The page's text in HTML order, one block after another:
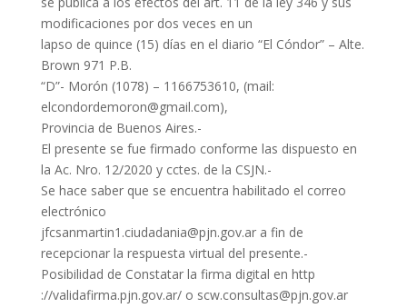
modificaciones por dos veces en un
lapso de quince (15) días en el diario “El Cóndor” – Alte.
Brown 971 P.B.
“D”- Morón (1078) – 1166753610, (mail:
elcondordemoron@gmail.com),
Provincia de Buenos Aires.-
El presente se fue firmado conforme las dispuesto en
la Ac. Nro. 12/2020 y cctes. de la CSJN.-
Se hace saber que se encuentra habilitado el correo
electrónico
jfcsanmartin1.ciudadania@pjn.gov.ar a fin de
recepcionar la respuesta virtual del presente.-
Posibilidad de Constatar la firma digital en http
://validafirma.pjn.gov.ar/ o scw.consultas@pjn.gov.ar